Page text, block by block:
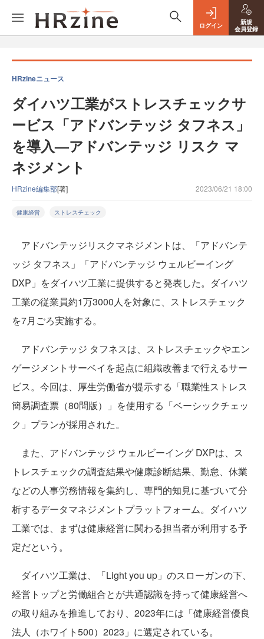
ログイン
新規
会員登録
HRzineニュース
ダイハツ工業がストレスチェックサ
ービス「アドバンテッジ タフネス」
を導入—アドバンテッジ リスク マ
ネジメント
HRzine編集部[著] 2023/06/21 18:00
健康経営 ストレスチェック
アドバンテッジリスクマネジメントは、「アドバンテ
ッジ タフネス」「アドバンテッジ ウェルビーイング
DXP」をダイハツ工業に提供すると発表した。ダイハツ
工業の従業員約1万3000人を対象に、ストレスチェック
を7月ごろ実施する。
アドバンテッジ タフネスは、ストレスチェックやエン
ゲージメントサーベイを起点に組織改善まで行えるサー
ビス。今回は、厚生労働省が提示する「職業性ストレス
簡易調査票（80問版）」を使用する「ベーシックチェッ
ク」プランが採用された。
また、アドバンテッジ ウェルビーイング DXPは、ス
トレスチェックの調査結果や健康診断結果、勤怠、休業
などの人事労務情報を集約し、専門的知見に基づいて分
析するデータマネジメントプラットフォーム。ダイハツ
工業では、まずは健康経営に関わる担当者が利用する予
定だという。
ダイハツ工業は、「Light you up」のスローガンの下、
経営トップと労働組合とが共通認識を持って健康経営へ
の取り組みを推進しており、2023年には「健康経営優良
法人（ホワイト500）2023」に選定されている。